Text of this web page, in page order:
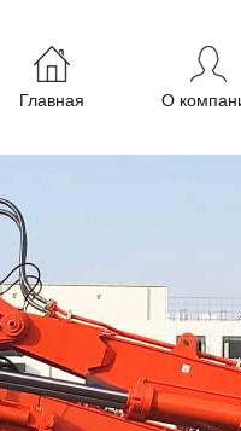
Главная О